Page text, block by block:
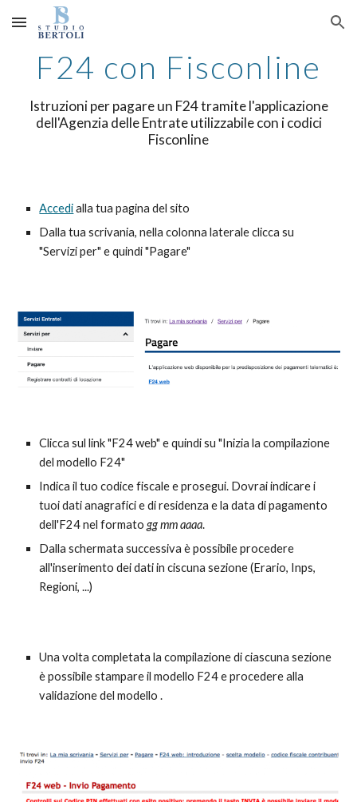
Skip to main content Skip to navigation
F24 con Fisconline
Istruzioni per pagare un F24 tramite l'applicazione
dell'Agenzia delle Entrate utilizzabile con i codici
Fisconline
Accedialla tua pagina del sito
Dalla tua scrivania, nella colonna laterale clicca su
"Servizi per" e quindi "Pagare"
Clicca sul link "F24 web" e quindi su "Inizia la compilazione
del modello F24"
Indica il tuo codice fiscale e prosegui. Dovrai indicare i
tuoi dati anagrafici e di residenza e la data di pagamento
dell'F24 nel formatogg mm aaaa.
Dalla schermata successiva è possibile procedere
all'inserimento dei dati in ciscuna sezione (Erario, Inps,
Regioni, ...)
Una volta completata la compilazione di ciascuna sezione
è possibile stampare il modello F24 e procedere alla
validazione del modello .